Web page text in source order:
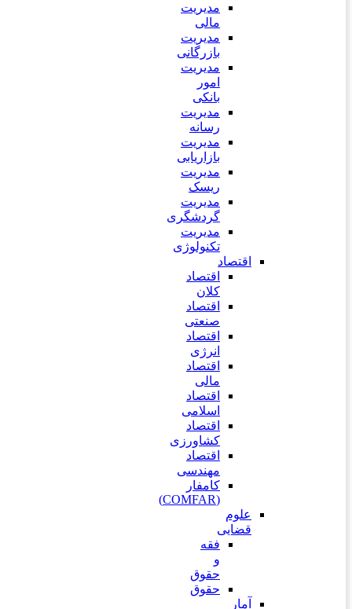
مدیریت
مالی
مدیریت
بازرگانی
مدیریت
امور
بانکی
مدیریت
رسانه
مدیریت
بازاریابی
مدیریت
ریسک
مدیریت
گردشگری
مدیریت
تکنولوژی
اقتصاد
اقتصاد
کلان
اقتصاد
صنعتی
اقتصاد
انرژی
اقتصاد
مالی
اقتصاد
اسلامی
اقتصاد
کشاورزی
اقتصاد
مهندسی
کامفار
(COMFAR)
علوم
قضایی
فقه
و
حقوق
حقوق
آمار